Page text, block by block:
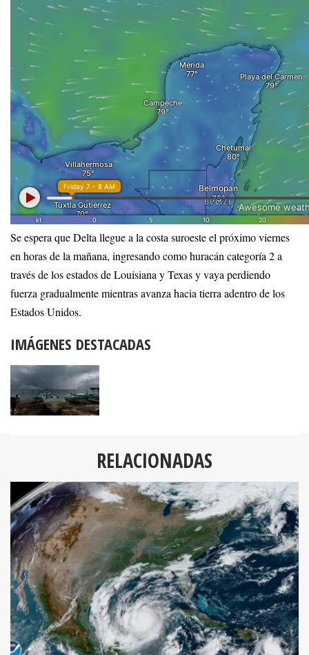
Se espera que Delta llegue a la costa suroeste el próximo viernes
en horas de la mañana, ingresando como huracán categoría 2 a
través de los estados de Louisiana y Texas y vaya perdiendo
fuerza gradualmente mientras avanza hacia tierra adentro de los
Estados Unidos.
IMÁGENES DESTACADAS
RELACIONADAS